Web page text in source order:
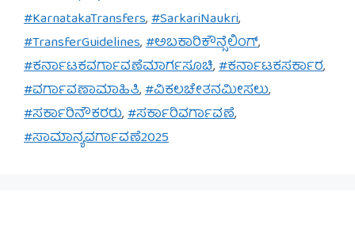
#KarnatakaTransfers,#SarkariNaukri,
#TransferGuidelines,#ಅಬಕಾರಿಕೌನ್ಸೆಲಿಂಗ್,
#ಕರ್ನಾಟಕವರ್ಗಾವಣೆಮಾರ್ಗಸೂಚಿ,#ಕರ್ನಾಟಕಸರ್ಕಾರ,
#ವರ್ಗಾವಣಾಮಾಹಿತಿ,#ವಿಕಲಚೇತನಮೀಸಲು,
#ಸರ್ಕಾರಿನೌಕರರು,#ಸರ್ಕಾರಿವರ್ಗಾವಣೆ,
#ಸಾಮಾನ್ಯವರ್ಗಾವಣೆ2025